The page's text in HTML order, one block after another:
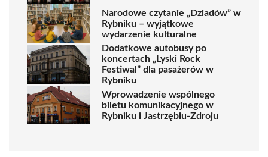
Narodowe czytanie „Dziadów” w
Rybniku – wyjątkowe
wydarzenie kulturalne
Dodatkowe autobusy po
koncertach „Lyski Rock
Festiwal” dla pasażerów w
Rybniku
Wprowadzenie wspólnego
biletu komunikacyjnego w
Rybniku i Jastrzębiu-Zdroju